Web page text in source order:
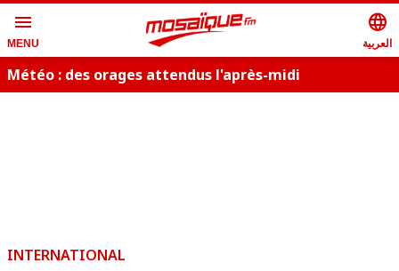
menu
MENU
language
العربية
Météo : des orages attendus l'après-midi
INTERNATIONAL